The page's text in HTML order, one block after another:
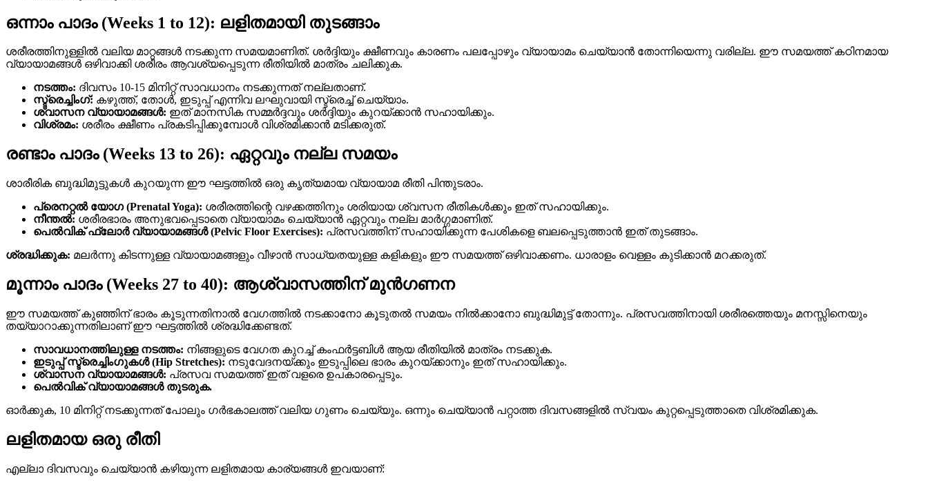
ഒന്നാം പാദം (Weeks 1 to 12): ലളിതമായി തുടങ്ങാം
ശരീരത്തിനുള്ളിൽ വലിയ മാറ്റങ്ങൾ നടക്കുന്ന സമയമാണിത്. ശർദ്ദിയും ക്ഷീണവും കാരണം പലപ്പോഴും വ്യായാമം ചെയ്യാൻ തോന്നിയെന്നു വരില്ല. ഈ സമയത്ത് കഠിനമായ
വ്യായാമങ്ങൾ ഒഴിവാക്കി ശരീരം ആവശ്യപ്പെടുന്ന രീതിയിൽ മാത്രം ചലിക്കുക.
നടത്തം: ദിവസം 10-15 മിനിറ്റ് സാവധാനം നടക്കുന്നത് നല്ലതാണ്.
സ്ട്രെച്ചിംഗ്: കഴുത്ത്, തോൾ, ഇടുപ്പ് എന്നിവ ലഘുവായി സ്ട്രെച്ച് ചെയ്യാം.
ശ്വാസന വ്യായാമങ്ങൾ: ഇത് മാനസിക സമ്മർദ്ദവും ശർദ്ദിയും കുറയ്ക്കാൻ സഹായിക്കും.
വിശ്രമം: ശരീരം ക്ഷീണം പ്രകടിപ്പിക്കുമ്പോൾ വിശ്രമിക്കാൻ മടിക്കരുത്.
രണ്ടാം പാദം (Weeks 13 to 26): ഏറ്റവും നല്ല സമയം
ശാരീരിക ബുദ്ധിമുട്ടുകൾ കുറയുന്ന ഈ ഘട്ടത്തിൽ ഒരു കൃത്യമായ വ്യായാമ രീതി പിന്തുടരാം.
പ്രെനറ്റൽ യോഗ (Prenatal Yoga): ശരീരത്തിന്റെ വഴക്കത്തിനും ശരിയായ ശ്വസന രീതികൾക്കും ഇത് സഹായിക്കും.
നീന്തൽ: ശരീരഭാരം അനുഭവപ്പെടാതെ വ്യായാമം ചെയ്യാൻ ഏറ്റവും നല്ല മാർഗ്ഗമാണിത്.
പെൽവിക് ഫ്ലോർ വ്യായാമങ്ങൾ (Pelvic Floor Exercises): പ്രസവത്തിന് സഹായിക്കുന്ന പേശികളെ ബലപ്പെടുത്താൻ ഇത് തുടങ്ങാം.
ശ്രദ്ധിക്കുക: മലർന്നു കിടന്നുള്ള വ്യായാമങ്ങളും വീഴാൻ സാധ്യതയുള്ള കളികളും ഈ സമയത്ത് ഒഴിവാക്കണം. ധാരാളം വെള്ളം കുടിക്കാൻ മറക്കരുത്.
മൂന്നാം പാദം (Weeks 27 to 40): ആശ്വാസത്തിന് മുൻഗണന
ഈ സമയത്ത് കുഞ്ഞിന് ഭാരം കൂടുന്നതിനാൽ വേഗത്തിൽ നടക്കാനോ കൂടുതൽ സമയം നിൽക്കാനോ ബുദ്ധിമുട്ട് തോന്നും. പ്രസവത്തിനായി ശരീരത്തെയും മനസ്സിനെയും
തയ്യാറാക്കുന്നതിലാണ് ഈ ഘട്ടത്തിൽ ശ്രദ്ധിക്കേണ്ടത്.
സാവധാനത്തിലുള്ള നടത്തം: നിങ്ങളുടെ വേഗത കുറച്ച് കംഫർട്ടബിൾ ആയ രീതിയിൽ മാത്രം നടക്കുക.
ഇടുപ്പ് സ്ട്രെച്ചിംഗുകൾ (Hip Stretches): നടുവേദനയ്ക്കും ഇടുപ്പിലെ ഭാരം കുറയ്ക്കാനും ഇത് സഹായിക്കും.
ശ്വാസന വ്യായാമങ്ങൾ: പ്രസവ സമയത്ത് ഇത് വളരെ ഉപകാരപ്പെടും.
പെൽവിക് വ്യായാമങ്ങൾ തുടരുക.
ഓർക്കുക, 10 മിനിറ്റ് നടക്കുന്നത് പോലും ഗർഭകാലത്ത് വലിയ ഗുണം ചെയ്യും. ഒന്നും ചെയ്യാൻ പറ്റാത്ത ദിവസങ്ങളിൽ സ്വയം കുറ്റപ്പെടുത്താതെ വിശ്രമിക്കുക.
ലളിതമായ ഒരു രീതി
എല്ലാ ദിവസവും ചെയ്യാൻ കഴിയുന്ന ലളിതമായ കാര്യങ്ങൾ ഇവയാണ്: